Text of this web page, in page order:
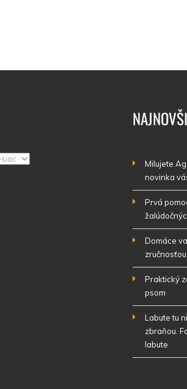
Milujete
novinka
Prvá
Domáce
Praktický
psom
Labute tu
zbraňou.
labute